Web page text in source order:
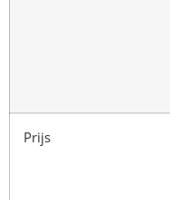
Prijs